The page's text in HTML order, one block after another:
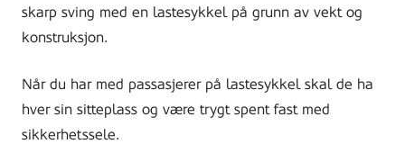
skarp sving med en lastesykkel på grunn av vekt og
konstruksjon.
Når du har med passasjerer på lastesykkel skal de ha
hver sin sitteplass og være trygt spent fast med
sikkerhetssele.